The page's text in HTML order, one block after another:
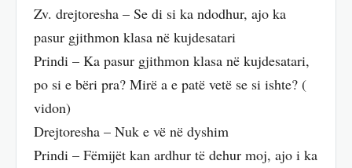
Zv. drejtoresha – Se di si ka ndodhur, ajo ka
pasur gjithmon klasa në kujdesatari
Prindi – Ka pasur gjithmon klasa në kujdesatari,
po si e bëri pra? Mirë a e patë vetë se si ishte? (
vidon)
Drejtoresha – Nuk e vë në dyshim
Prindi – Fëmijët kan ardhur të dehur moj, ajo i ka